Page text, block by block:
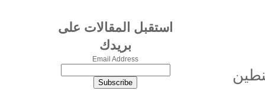
استقبل المقالات على
بريدك
Email Address